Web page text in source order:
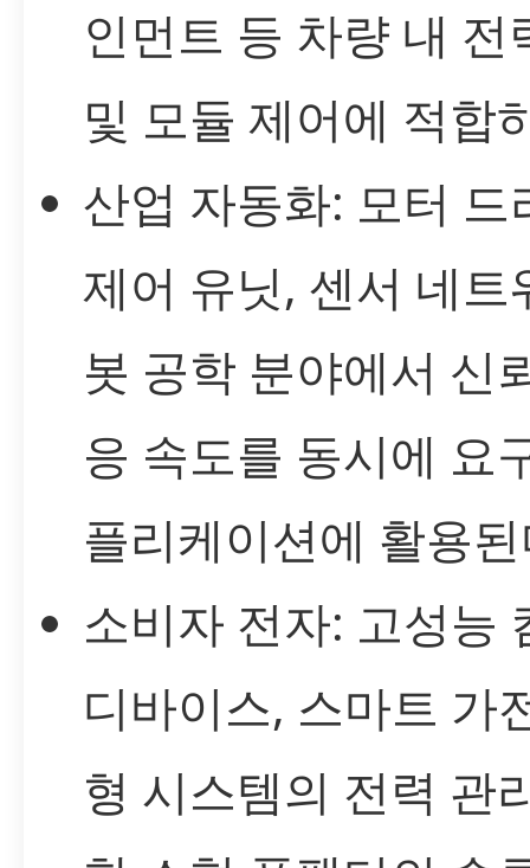
인먼트 등 차량 내 전
및 모듈 제어에 적합
산업 자동화: 모터 드
제어 유닛, 센서 네트
봇 공학 분야에서 신
응 속도를 동시에 요
플리케이션에 활용
소비자 전자: 고성능
디바이스, 스마트 가
형 시스템의 전력 관